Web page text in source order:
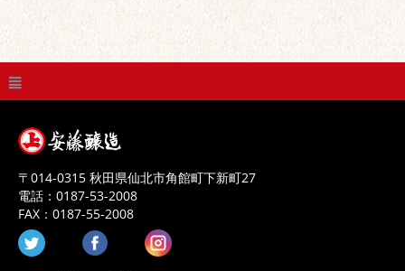
〒 014-0315 秋田県仙北市角館町下新町27
電話： 0187-53-2008
FAX： 0187-55-2008